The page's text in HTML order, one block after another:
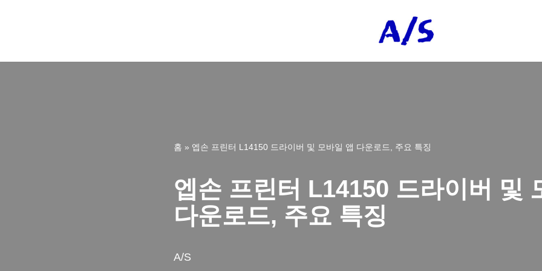
홈 » 엡손 프린터 L14150 드라이버 및 모바일 앱 다운로드, 주요 특징
엡손 프린터 L14150 드라이버 및
다운로드, 주요 특징
A/S